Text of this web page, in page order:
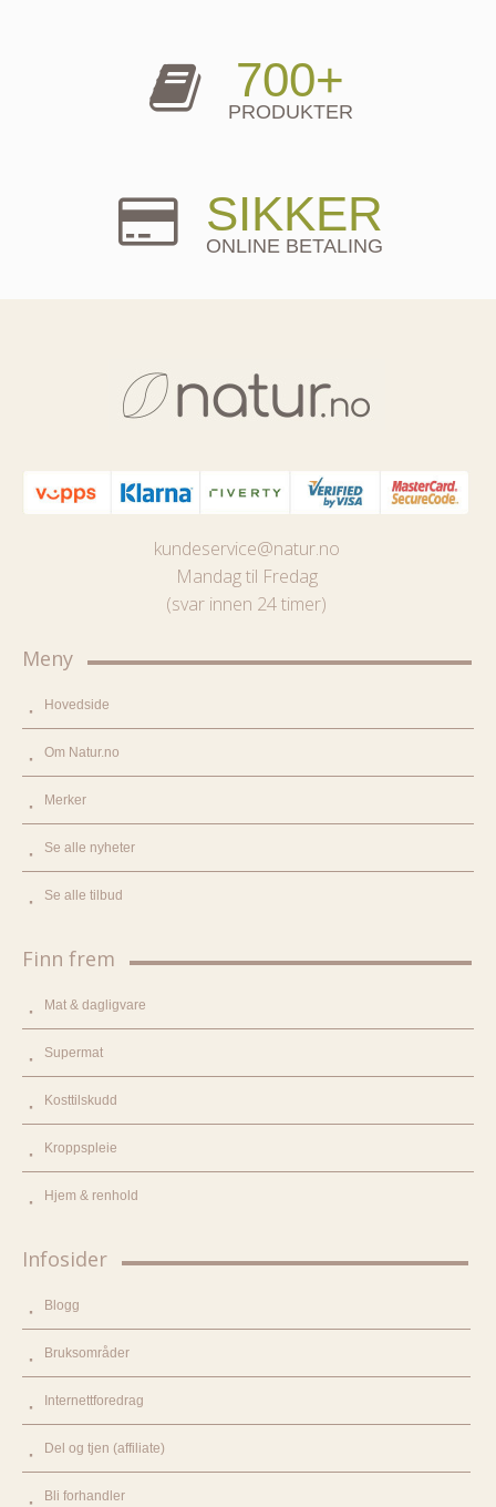
700+
PRODUKTER
SIKKER
ONLINE BETALING
kundeservice@natur.no
Mandag til Fredag
(svar innen 24 timer)
Meny
Hovedside
Om Natur.no
Merker
Se alle nyheter
Se alle tilbud
Finn frem
Mat & dagligvare
Supermat
Kosttilskudd
Kroppspleie
Hjem & renhold
Infosider
Blogg
Bruksområder
Internettforedrag
Del og tjen (affiliate)
Bli forhandler